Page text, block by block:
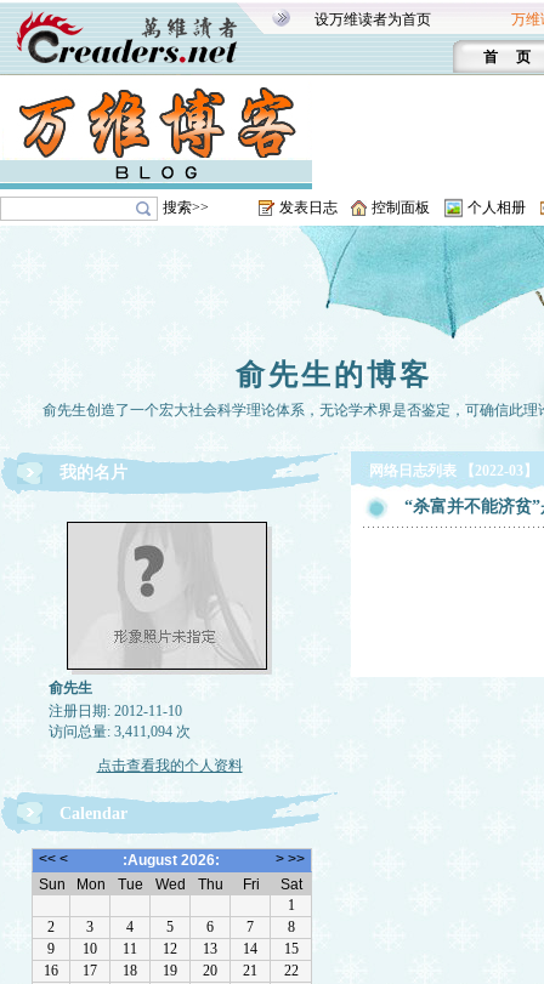
设万维读者为首页 万维
首 页
搜索>> 发表日志 控制面板 个人相册
俞先生的博客
俞先生创造了一个宏大社会科学理论体系，无论学术界是否鉴定，可确信此理
我的名片
俞先生
注册日期: 2012-11-10
访问总量: 3,411,094 次
点击查看我的个人资料
Calendar
网络日志列表 【2022-03】
“杀富并不能济贫